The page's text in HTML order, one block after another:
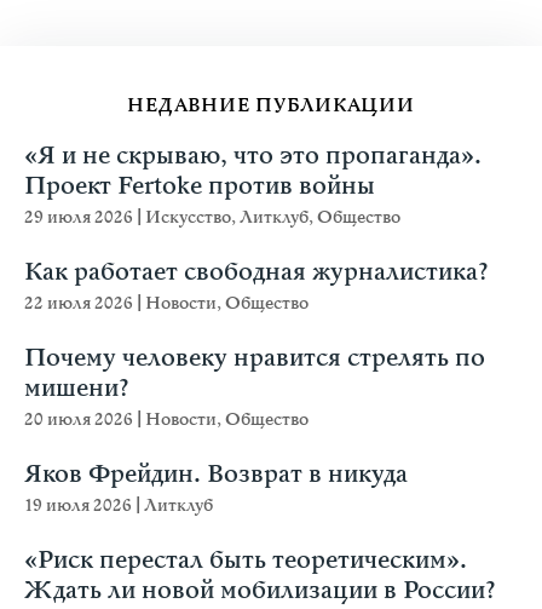
НЕДАВНИЕ ПУБЛИКАЦИИ
«Я и не скрываю, что это пропаганда».
Проект Fertoke против войны
29 июля 2026 Искусство,Литклуб,Общество
Как работает свободная журналистика?
22 июля 2026 Новости,Общество
Почему человеку нравится стрелять по
мишени?
20 июля 2026 Новости,Общество
Яков Фрейдин. Возврат в никуда
19 июля 2026 Литклуб
«Риск перестал быть теоретическим».
Ждать ли новой мобилизации в России?